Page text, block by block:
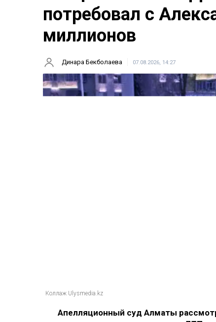
потребовал с
миллионов
Динара Бекболаева 07.08.2026, 14:27
Коллаж Ulysmedia.kz
Апелляционный суд Алматы